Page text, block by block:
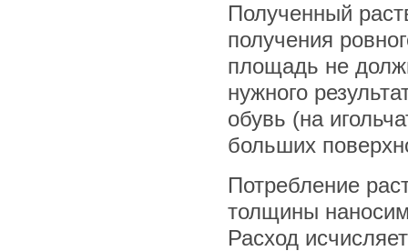
Полученный
получения
площадь не
нужного
обувь (на
больших
Потребление
толщины
Расход